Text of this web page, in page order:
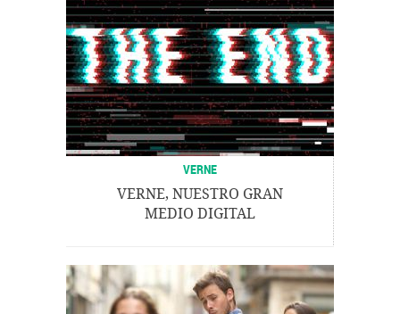
VERNE
VERNE, NUESTRO GRAN
MEDIO DIGITAL